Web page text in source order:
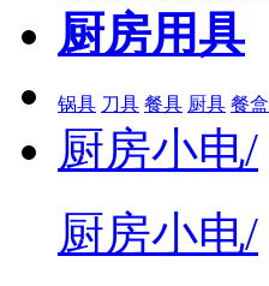
厨房用具
锅具 刀具 餐具 厨具 餐盒
厨房小电/
厨房小电/